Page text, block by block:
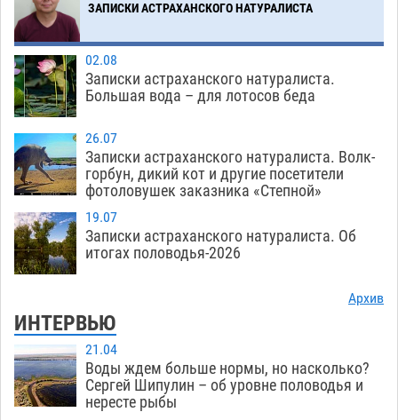
ЗАПИСКИ АСТРАХАНСКОГО НАТУРАЛИСТА
02.08
Записки астраханского натуралиста.
Большая вода – для лотосов беда
26.07
Записки астраханского натуралиста. Волк-
горбун, дикий кот и другие посетители
фотоловушек заказника «Степной»
19.07
Записки астраханского натуралиста. Об
итогах половодья-2026
Архив
ИНТЕРВЬЮ
21.04
Воды ждем больше нормы, но насколько?
Сергей Шипулин – об уровне половодья и
нересте рыбы